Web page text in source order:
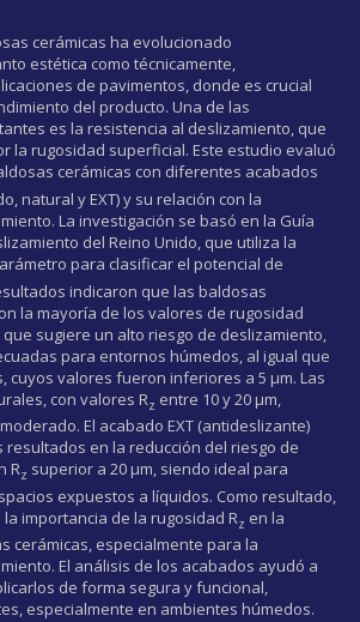
cerámicas ha evolucionado
estética como técnicamente,
de pavimentos, donde es crucial
del producto. Una de las
es la resistencia al deslizamiento, que
la rugosidad superficial. Este estudio evaluó
cerámicas con diferentes acabados
natural y EXT) y su relación con la
La investigación se basó en la Guía
del Reino Unido, que utiliza la
para clasificar el potencial de
indicaron que las baldosas
la mayoría de los valores de rugosidad
sugiere un alto riesgo de deslizamiento,
para entornos húmedos, al igual que
cuyos valores fueron inferiores a 5 µm. Las
con valores Rz entre 10 y 20 µm,
El acabado EXT (antideslizante)
en la reducción del riesgo de
Rz superior a 20 µm, siendo ideal para
expuestos a líquidos. Como resultado,
importancia de la rugosidad Rz en la
cerámicas, especialmente para la
El análisis de los acabados ayudó a
de forma segura y funcional,
especialmente en ambientes húmedos.